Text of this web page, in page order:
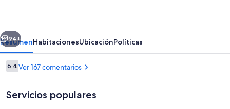
Siguiente
94+
ResumenHabitacionesUbicaciónPolíticas
Comentarios
6,46,4 de 10
Ver 167 comentarios
Servicios populares